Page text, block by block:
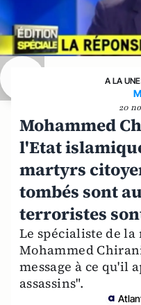
A LA UNE
20
Mohammed
l'Etat
martyrs
tombés sont
terroristes
Le spécialiste de
Mohammed
message à ce qu'il
assassins".